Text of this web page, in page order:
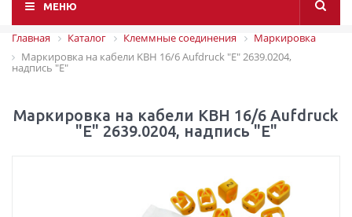
МЕНЮ
Главная Каталог Клеммные соединения
Маркировка
Маркировка на кабели KBH 16/6 Aufdruck "E" 2639.0204,
надпись "E"
Маркировка на кабели KBH 16/6 Aufdruck
"E" 2639.0204, надпись "E"